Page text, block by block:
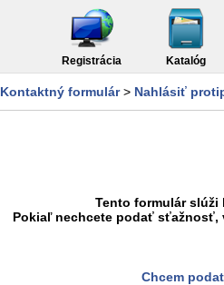
Registrácia Katalóg
Kontaktný formulár> Nahlásiť
Tento formulár
Pokiaľ nechcete podať
Chcem